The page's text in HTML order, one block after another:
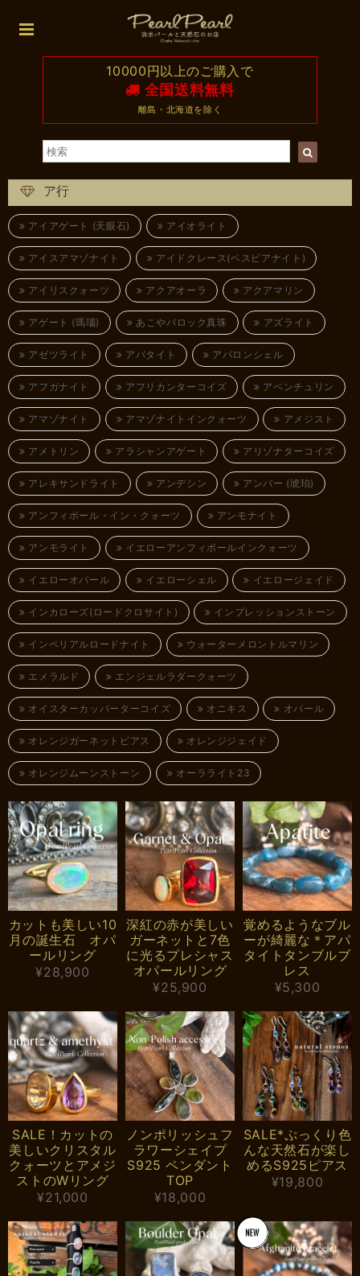
10000円以上のご購入で
全国送料無料
離島・北海道を除く
ア行
アイアゲート (天眼石) アイオライト
アイスアマゾナイト アイドクレース(ベスビアナイト)
アイリスクォーツ アクアオーラ アクアマリン
アゲート (瑪瑙) あこやバロック真珠 アズライト
アゼツライト アパタイト アバロンシェル
アフガナイト アフリカンターコイズ アベンチュリン
アマゾナイト アマゾナイトインクォーツ アメジスト
アメトリン アラシャンアゲート アリゾナターコイズ
アレキサンドライト アンデシン アンバー (琥珀)
アンフィボール・イン・クォーツ アンモナイト
アンモライト イエローアンフィボールインクォーツ
イエローオパール イエローシェル イエロージェイド
インカローズ(ロードクロサイト) インプレッションストーン
インペリアルロードナイト ウォーターメロントルマリン
エメラルド エンジェルラダークォーツ
オイスターカッパーターコイズ オニキス オパール
オレンジガーネットピアス オレンジジェイド
オレンジムーンストーン オーラライト23
カットも美しい10
月の誕生石 オパ
ールリング
¥28,900
深紅の赤が美しい
ガーネットと7色
に光るプレシャス
オパールリング
¥25,900
覚めるようなブル
ーが綺麗な＊アパ
タイトタンブルブ
レス
¥5,300
SALE！カットの
美しいクリスタル
クォーツとアメジ
ストのWリング
¥21,000
ノンポリッシュフ
ラワーシェイプ
S925 ペンダント
TOP
¥18,000
SALE*ぷっくり色
んな天然石が楽し
めるS925ピアス
¥19,800